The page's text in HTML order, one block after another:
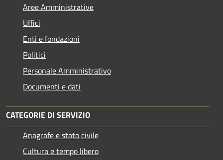
Aree Amministrative
Uffici
Enti e fondazioni
Politici
Personale Amministrativo
Documenti e dati
CATEGORIE DI SERVIZIO
Anagrafe e stato civile
Cultura e tempo libero